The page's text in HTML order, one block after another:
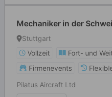
Mechaniker in der
Stuttgart
Vollzeit
Fort- und
Firmenevents
Pilatus Aircraft Ltd